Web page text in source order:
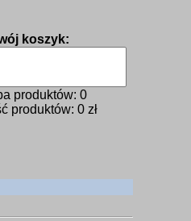
koszyk:
produktów: 0
produktów: 0 zł